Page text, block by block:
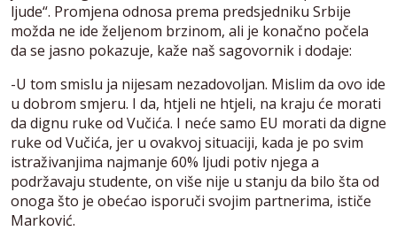
ljude“. Promjena odnosa prema predsjedniku Srbije
možda ne ide željenom brzinom, ali je konačno počela
da se jasno pokazuje, kaže naš sagovornik i dodaje:
-U tom smislu ja nijesam nezadovoljan. Mislim da ovo ide
u dobrom smjeru. I da, htjeli ne htjeli, na kraju će morati
da dignu ruke od Vučića. I neće samo EU morati da digne
ruke od Vučića, jer u ovakvoj situaciji, kada je po svim
istraživanjima najmanje 60% ljudi potiv njega a
podržavaju studente, on više nije u stanju da bilo šta od
onoga što je obećao isporuči svojim partnerima, ističe
Marković.